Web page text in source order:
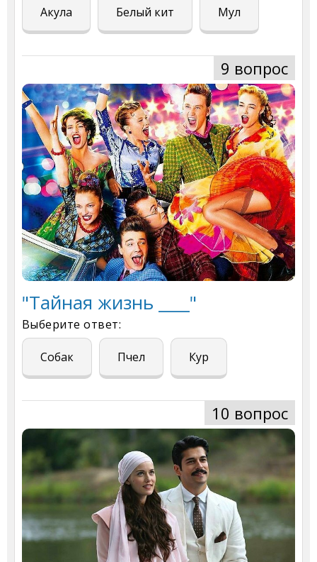
Акула Белый кит Мул
9 вопрос
"Тайная жизнь ____"
Выберите ответ:
Собак Пчел Кур
10 вопрос